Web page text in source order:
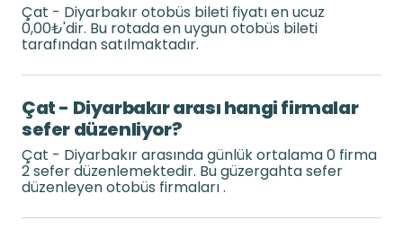
Çat - Diyarbakır otobüs bileti fiyatı en ucuz
0,00₺'dir. Bu rotada en uygun otobüs bileti
tarafından satılmaktadır.
Çat - Diyarbakır arası hangi firmalar
sefer düzenliyor?
Çat - Diyarbakır arasında günlük ortalama 0 firma
2 sefer düzenlemektedir. Bu güzergahta sefer
düzenleyen otobüs firmaları .